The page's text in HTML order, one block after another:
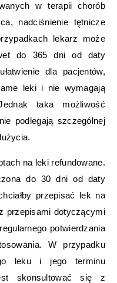
w terapii chorób
nadciśnienie tętnicze
lekarz może
do 365 dni od daty
dla pacjentów,
leki i nie wymagają
taka możliwość
podlegają szczególnej
na leki refundowane.
do 30 dni od daty
przepisać lek na
przepisami dotyczącymi
potwierdzania
W przypadku
leku i jego terminu
skonsultować się z